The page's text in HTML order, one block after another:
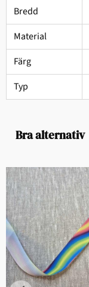
Bredd
Material
Färg
Typ
Bra alternativ